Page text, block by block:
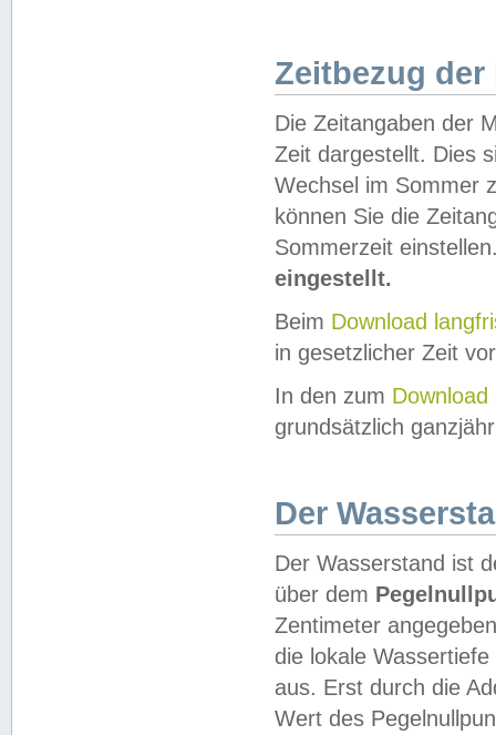
Zeitbezug der
Die Zeitangaben der
Zeit dargestellt. Dies
Wechsel im Sommer
können Sie die
Sommerzeit
eingestellt.
Beim Download
in gesetzlicher Zeit
In den zum Download
grundsätzlich
Der
Der Wasserstand ist
über dem
Zentimeter
die lokale
aus. Erst durch die
Wert des